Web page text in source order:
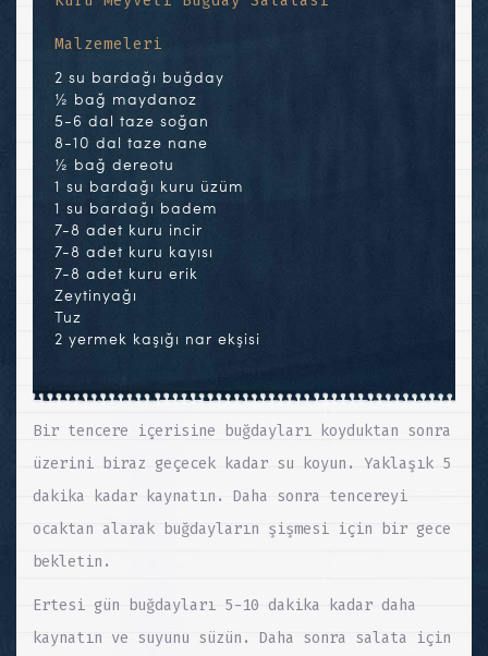
Malzemeleri
2 su bardağı buğday
½ bağ maydanoz
5-6 dal taze soğan
8-10 dal taze nane
½ bağ dereotu
1 su bardağı kuru üzüm
1 su bardağı badem
7-8 adet kuru incir
7-8 adet kuru kayısı
7-8 adet kuru erik
Zeytinyağı
Tuz
2 yermek kaşığı nar ekşisi
Bir tencere içerisine buğdayları koyduktan sonra
üzerini biraz geçecek kadar su koyun. Yaklaşık 5
dakika kadar kaynatın. Daha sonra tencereyi
ocaktan alarak buğdayların şişmesi için bir gece
bekletin.
Ertesi gün buğdayları 5-10 dakika kadar daha
kaynatın ve suyunu süzün. Daha sonra salata için